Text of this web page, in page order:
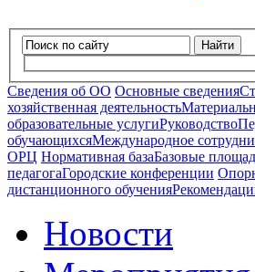
Найти
Сведения об ОО Основные сведения
хозяйственная деятельность
образовательные услугиРуководство
обучающихсяМеждународное
ОРЦ Нормативная базаБазовые
педагогаГородские конференции
дистанционного обучения
Новости